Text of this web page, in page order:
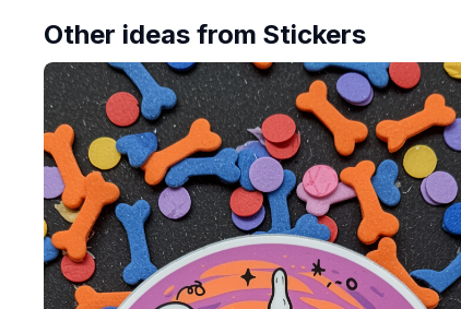
Other ideas from Stickers